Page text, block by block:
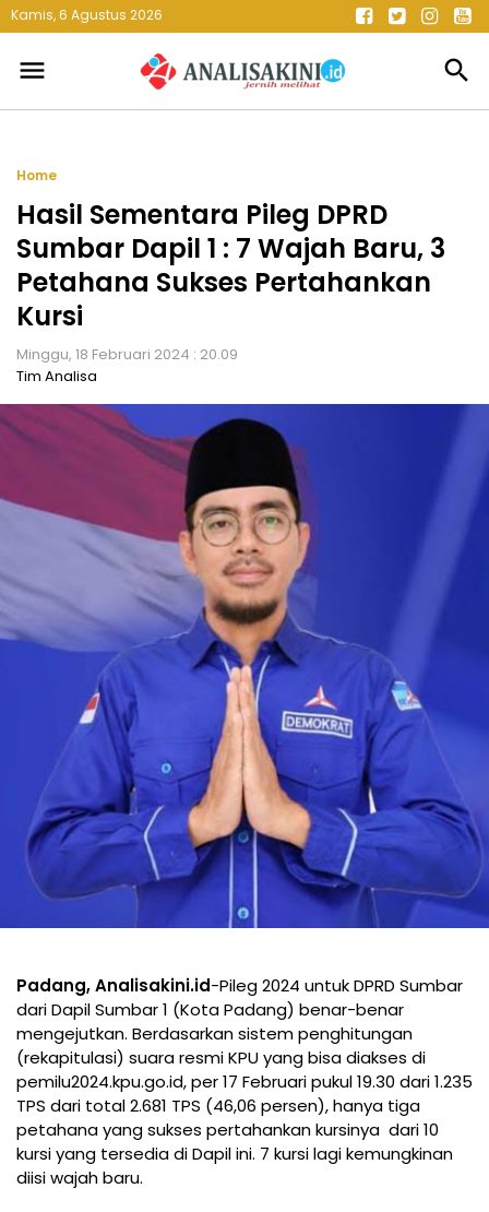
Kamis, 6 Agustus 2026
menu search
Home
Hasil Sementara Pileg DPRD
Sumbar Dapil 1 : 7 Wajah Baru, 3
Petahana Sukses Pertahankan
Kursi
Minggu, 18 Februari 2024 : 20.09
Tim Analisa
Padang, Analisakini.id-Pileg 2024 untuk DPRD Sumbar
dari Dapil Sumbar 1 (Kota Padang) benar-benar
mengejutkan. Berdasarkan sistem penghitungan
(rekapitulasi) suara resmi KPU yang bisa diakses di
pemilu2024.kpu.go.id, per 17 Februari pukul 19.30 dari 1.235
TPS dari total 2.681 TPS (46,06 persen), hanya tiga
petahana yang sukses pertahankan kursinya dari 10
kursi yang tersedia di Dapil ini. 7 kursi lagi kemungkinan
diisi wajah baru.